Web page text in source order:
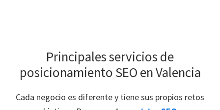
Principales servicios de
posicionamiento SEO en Valencia
Cada negocio es diferente y tiene sus propios retos